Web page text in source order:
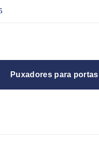
Puxadores para